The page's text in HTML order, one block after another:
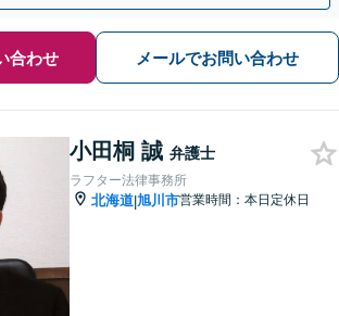
合わせ メールでお問い合わせ
小田桐 誠 弁護士
ラフター法律事務所
北海道|旭川市営業時間：本日定休日